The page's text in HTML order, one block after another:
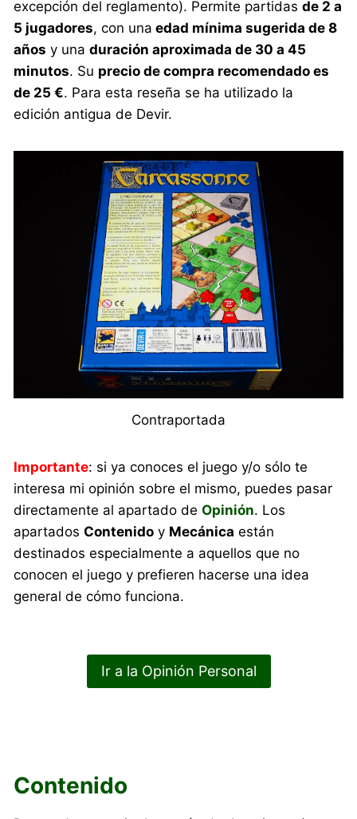
excepción del reglamento). Permite partidasde 2 a
5 jugadores, con una edad mínima sugerida de 8
años y unaduración aproximada de 30 a 45
minutos. Su precio de compra recomendado es
de 25 €. Para esta reseña se ha utilizado la
edición antigua de Devir.
Contraportada
Importante: si ya conoces el juego y/o sólo te
interesa mi opinión sobre el mismo, puedes pasar
directamente al apartado deOpinión. Los
apartadosContenido y Mecánica están
destinados especialmente a aquellos que no
conocen el juego y prefieren hacerse una idea
general de cómo funciona.
Ir a la Opinión Personal
Contenido